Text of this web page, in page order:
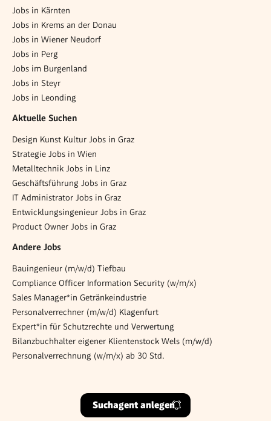
Jobs in Kärnten
Jobs in Krems an der Donau
Jobs in Wiener Neudorf
Jobs in Perg
Jobs im Burgenland
Jobs in Steyr
Jobs in Leonding
Aktuelle Suchen
Design Kunst Kultur Jobs in Graz
Strategie Jobs in Wien
Metalltechnik Jobs in Linz
Geschäftsführung Jobs in Graz
IT Administrator Jobs in Graz
Entwicklungsingenieur Jobs in Graz
Product Owner Jobs in Graz
Andere Jobs
Bauingenieur (m/w/d) Tiefbau
Compliance Officer Information Security (w/m/x)
Sales Manager*in Getränkeindustrie
Personalverrechner (m/w/d) Klagenfurt
Expert*in für Schutzrechte und Verwertung
Bilanzbuchhalter eigener Klientenstock Wels (m/w/d)
Personalverrechnung (w/m/x) ab 30 Std.
Suchagent anlegen